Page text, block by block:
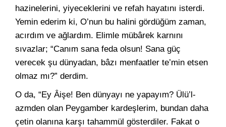
hazinelerini, yiyeceklerini ve refah hayatını isterdi.
Yemin ederim ki, O’nun bu halini gördüğüm zaman,
acırdım ve ağlardım. Elimle mübârek karnını
sıvazlar; “Canım sana feda olsun! Sana güç
verecek şu dünyadan, bâzı menfaatler te’min etsen
olmaz mı?” derdim.
O da, “Ey Âişe! Ben dünyayı ne yapayım? Ülü’l-
azmden olan Peygamber kardeşlerim, bundan daha
çetin olanına karşı tahammül gösterdiler. Fakat o